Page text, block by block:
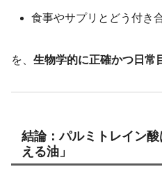
食事やサプリとどう付き
を、 生物学的に正確かつ日常
結論：パルミトレイン
える油」